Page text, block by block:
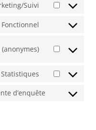
google-
Suivi
Consent
Fonctionnel
Consent
service
Consent
service
statistics
Statistiques
Consent
d’enquête
Consent